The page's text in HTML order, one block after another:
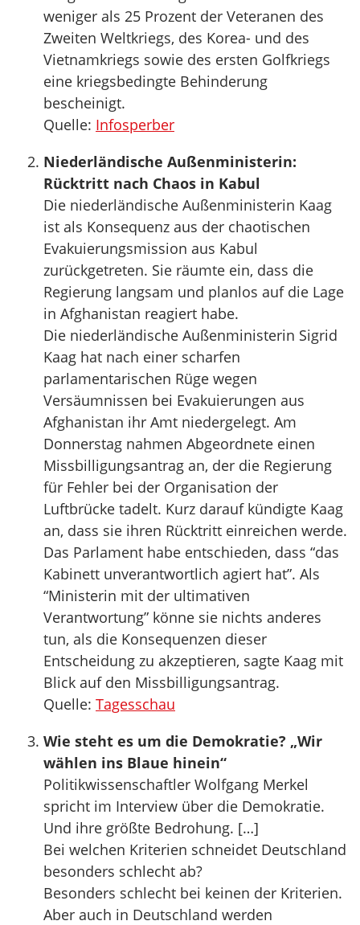
weniger als 25 Prozent der Veteranen des
Zweiten Weltkriegs, des Korea- und des
Vietnamkriegs sowie des ersten Golfkriegs
eine kriegsbedingte Behinderung
bescheinigt.
Quelle: Infosperber
Niederländische Außenministerin:
Rücktritt nach Chaos in Kabul
Die niederländische Außenministerin Kaag
ist als Konsequenz aus der chaotischen
Evakuierungsmission aus Kabul
zurückgetreten. Sie räumte ein, dass die
Regierung langsam und planlos auf die Lage
in Afghanistan reagiert habe.
Die niederländische Außenministerin Sigrid
Kaag hat nach einer scharfen
parlamentarischen Rüge wegen
Versäumnissen bei Evakuierungen aus
Afghanistan ihr Amt niedergelegt. Am
Donnerstag nahmen Abgeordnete einen
Missbilligungsantrag an, der die Regierung
für Fehler bei der Organisation der
Luftbrücke tadelt. Kurz darauf kündigte Kaag
an, dass sie ihren Rücktritt einreichen werde.
Das Parlament habe entschieden, dass “das
Kabinett unverantwortlich agiert hat”. Als
“Ministerin mit der ultimativen
Verantwortung” könne sie nichts anderes
tun, als die Konsequenzen dieser
Entscheidung zu akzeptieren, sagte Kaag mit
Blick auf den Missbilligungsantrag.
Quelle: Tagesschau
Wie steht es um die Demokratie? „Wir
wählen ins Blaue hinein“
Politikwissenschaftler Wolfgang Merkel
spricht im Interview über die Demokratie.
Und ihre größte Bedrohung. […]
Bei welchen Kriterien schneidet Deutschland
besonders schlecht ab?
Besonders schlecht bei keinen der Kriterien.
Aber auch in Deutschland werden